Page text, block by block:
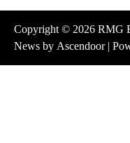
Copyright © 2026 RMG
News by Ascendoor|